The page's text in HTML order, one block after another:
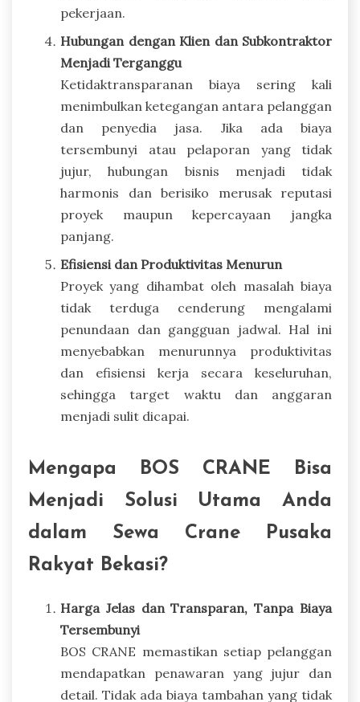
pekerjaan.
Hubungan dengan Klien dan Subkontraktor
Menjadi Terganggu
Ketidaktransparanan biaya sering kali
menimbulkan ketegangan antara pelanggan
dan penyedia jasa. Jika ada biaya
tersembunyi atau pelaporan yang tidak
jujur, hubungan bisnis menjadi tidak
harmonis dan berisiko merusak reputasi
proyek maupun kepercayaan jangka
panjang.
Efisiensi dan Produktivitas Menurun
Proyek yang dihambat oleh masalah biaya
tidak terduga cenderung mengalami
penundaan dan gangguan jadwal. Hal ini
menyebabkan menurunnya produktivitas
dan efisiensi kerja secara keseluruhan,
sehingga target waktu dan anggaran
menjadi sulit dicapai.
Mengapa BOS CRANE Bisa
Menjadi Solusi Utama Anda
dalam Sewa Crane Pusaka
Rakyat Bekasi?
Harga Jelas dan Transparan, Tanpa Biaya
Tersembunyi
BOS CRANE memastikan setiap pelanggan
mendapatkan penawaran yang jujur dan
detail. Tidak ada biaya tambahan yang tidak